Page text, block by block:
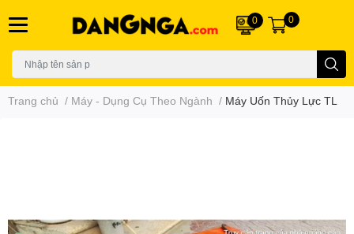
0 0
Trang chủ / Máy - Dụng Cụ Theo Ngành / Máy Uốn Thủy Lực TL